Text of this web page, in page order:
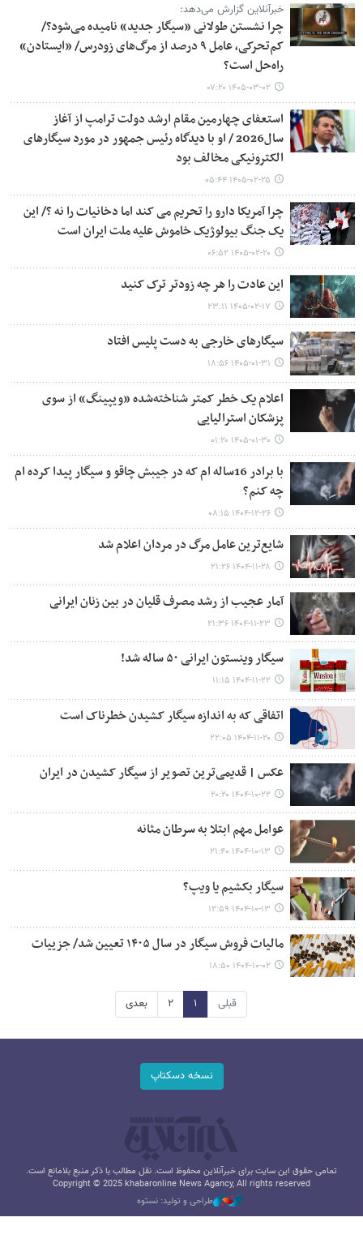
خبرآنلاین گزارش می‌دهد:
چرا نشستن طولانی «سیگار جدید» نامیده می‌شود؟/
کم‌تحرکی، عامل ۹ درصد از مرگ‌های زودرس/ «ایستادن»
راه‌حل‌ است؟
۱۴۰۵-۰۳-۰۲ ۰۷:۲۰
استعفای چهارمین مقام ارشد دولت ترامپ از آغاز
سال2026 / او با دیدگاه رئیس جمهور در مورد سیگارهای
الکترونیکی مخالف بود
۱۴۰۵-۰۲-۲۵ ۰۵:۴۴
چرا آمریکا دارو را تحریم می کند اما دخانیات را نه ؟/ این
یک جنگ بیولوژیک خاموش علیه ملت ایران است
۱۴۰۵-۰۲-۲۰ ۰۶:۵۲
این عادت را هر چه زودتر ترک کنید
۱۴۰۵-۰۲-۱۷ ۲۳:۱۱
سیگارهای خارجی به دست پلیس افتاد
۱۴۰۵-۰۱-۳۱ ۱۸:۵۶
اعلام یک خطر کمتر شناخته‌شده «ویپینگ» از سوی
پزشکان استرالیایی
۱۴۰۵-۰۱-۳۰ ۰۱:۲۰
با برادر 16ساله ام که در جیبش چاقو و سیگار پیدا کرده ام
چه کنم؟
۱۴۰۴-۱۲-۲۶ ۰۸:۱۵
شایع‌ترین عامل مرگ در مردان اعلام شد
۱۴۰۴-۱۱-۲۸ ۲۱:۲۶
آمار عجیب از رشد مصرف قلیان در بین زنان ایرانی
۱۴۰۴-۱۱-۲۳ ۲۱:۳۶
سیگار وینستون ایرانی ۵۰ ساله شد!
۱۴۰۴-۱۱-۲۲ ۱۱:۱۵
اتفاقی که به اندازه سیگار کشیدن خطرناک است
۱۴۰۴-۱۱-۲۰ ۲۲:۰۵
عکس | قدیمی‌ترین تصویر از سیگار کشیدن در ایران
۱۴۰۴-۱۰-۲۲ ۲۰:۲۰
عوامل مهم ابتلا به سرطان مثانه
۱۴۰۴-۱۰-۱۳ ۲۱:۴۰
سیگار بکشیم یا ویپ؟
۱۴۰۴-۱۰-۱۳ ۱۲:۵۹
مالیات فروش سیگار در سال ۱۴۰۵ تعیین شد/ جزییات
۱۴۰۴-۱۰-۰۲ ۱۸:۵۰
قبلی ۱ ۲ بعدی
نسخه دسکتاپ
تمامی حقوق این سایت برای خبرآنلاین محفوظ است. نقل مطالب با ذکر منبع بلامانع است.
Copyright © 2025 khabaronline News Agancy, All rights reserved
طراحی و تولید: نستوه